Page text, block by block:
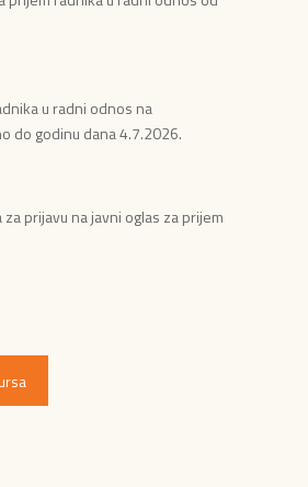
u radni odnos na
do godinu dana 4.7.2026.
prijavu na javni oglas za prijem